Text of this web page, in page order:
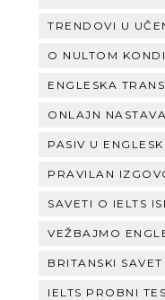
TRENDOVI U
O NULTOM
ENGLESKA
ONLAJN
PASIV U
PRAVILAN
SAVETI O IELTS
VEŽBAJMO
BRITANSKI SAVET
IELTS PROBNI